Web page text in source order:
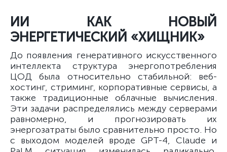
ИИ КАК НОВЫЙ
ЭНЕРГЕТИЧЕСКИЙ «ХИЩНИК»
До появления генеративного искусственного
интеллекта структура энергопотребления
ЦОД была относительно стабильной: веб-
хостинг, стриминг, корпоративные сервисы, а
также традиционные облачные вычисления.
Эти задачи распределялись между серверами
равномерно, и прогнозировать их
энергозатраты было сравнительно просто. Но
с выходом моделей вроде GPT-4, Claude и